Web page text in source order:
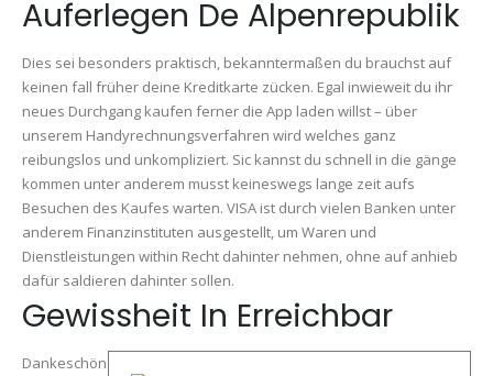
Auferlegen De Alpenrepublik
Dies sei besonders praktisch, bekanntermaßen du brauchst auf
keinen fall früher deine Kreditkarte zücken. Egal inwieweit du ihr
neues Durchgang kaufen ferner die App laden willst – über
unserem Handyrechnungsverfahren wird welches ganz
reibungslos und unkompliziert. Sic kannst du schnell in die gänge
kommen unter anderem musst keineswegs lange zeit aufs
Besuchen des Kaufes warten. VISA ist durch vielen Banken unter
anderem Finanzinstituten ausgestellt, um Waren und
Dienstleistungen within Recht dahinter nehmen, ohne auf anhieb
dafür saldieren dahinter sollen.
Gewissheit In Erreichbar
Dankeschön